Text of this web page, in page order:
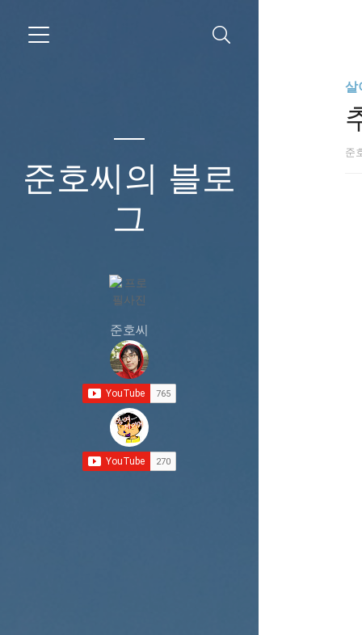
준호씨의 블로
그
준호씨
살
준